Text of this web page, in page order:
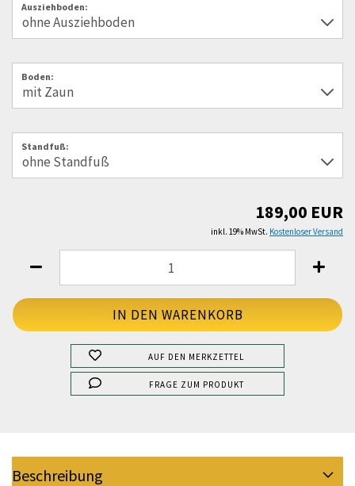
Ausziehboden:
Boden:
Standfuß:
189,00 EUR
inkl. 19% MwSt. Kostenloser Versand
AUF DEN MERKZETTEL
FRAGE ZUM PRODUKT
Beschreibung